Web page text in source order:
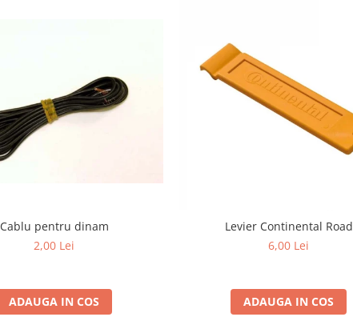
Cablu pentru dinam
2,00 Lei
ADAUGA IN COS
Levier Continental Road
6,00 Lei
ADAUGA IN COS